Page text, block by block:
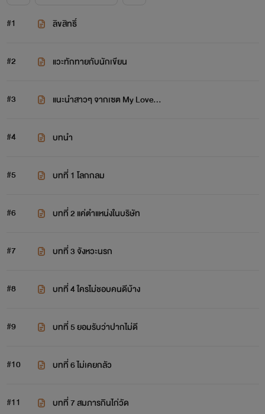
#1 ลิขสิทธิ์
#2 แวะทักทายกับนักเขียน
#3 แนะนำสาวๆ จากเซต My Love…
#4 บทนำ
#5 บทที่ 1 โลกกลม
#6 บทที่ 2 แค่ตำแหน่งในบริษัท
#7 บทที่ 3 จังหวะนรก
#8 บทที่ 4 ใครไม่ชอบคนดีบ้าง
#9 บทที่ 5 ยอมรับว่าปากไม่ดี
#10 บทที่ 6 ไม่เคยกลัว
#11 บทที่ 7 สมภารกินไก่วัด